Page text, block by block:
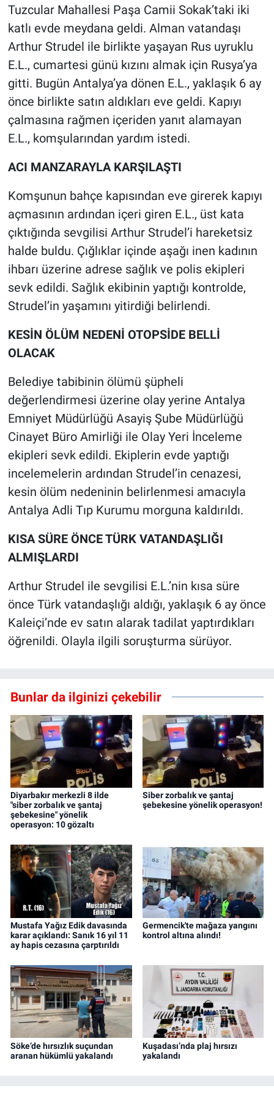
Tuzcular Mahallesi Paşa Camii Sokak’taki iki
katlı evde meydana geldi. Alman vatandaşı
Arthur Strudel ile birlikte yaşayan Rus uyruklu
E.L., cumartesi günü kızını almak için Rusya’ya
gitti. Bugün Antalya’ya dönen E.L., yaklaşık 6 ay
önce birlikte satın aldıkları eve geldi. Kapıyı
çalmasına rağmen içeriden yanıt alamayan
E.L., komşularından yardım istedi.
ACI MANZARAYLA KARŞILAŞTI
Komşunun bahçe kapısından eve girerek kapıyı
açmasının ardından içeri giren E.L., üst kata
çıktığında sevgilisi Arthur Strudel’i hareketsiz
halde buldu. Çığlıklar içinde aşağı inen kadının
ihbarı üzerine adrese sağlık ve polis ekipleri
sevk edildi. Sağlık ekibinin yaptığı kontrolde,
Strudel’in yaşamını yitirdiği belirlendi.
KESİN ÖLÜM NEDENİ OTOPSİDE BELLİ
OLACAK
Belediye tabibinin ölümü şüpheli
değerlendirmesi üzerine olay yerine Antalya
Emniyet Müdürlüğü Asayiş Şube Müdürlüğü
Cinayet Büro Amirliği ile Olay Yeri İnceleme
ekipleri sevk edildi. Ekiplerin evde yaptığı
incelemelerin ardından Strudel’in cenazesi,
kesin ölüm nedeninin belirlenmesi amacıyla
Antalya Adli Tıp Kurumu morguna kaldırıldı.
KISA SÜRE ÖNCE TÜRK VATANDAŞLIĞI
ALMIŞLARDI
Arthur Strudel ile sevgilisi E.L.’nin kısa süre
önce Türk vatandaşlığı aldığı, yaklaşık 6 ay önce
Kaleiçi’nde ev satın alarak tadilat yaptırdıkları
öğrenildi. Olayla ilgili soruşturma sürüyor.
Bunlar da ilginizi çekebilir
Diyarbakır merkezli 8 ilde
"siber zorbalık ve şantaj
şebekesine" yönelik
operasyon: 10 gözaltı
Siber zorbalık ve şantaj
şebekesine yönelik operasyon!
Mustafa Yağız Edik davasında
karar açıklandı: Sanık 16 yıl 11
ay hapis cezasına çarptırıldı
Germencik'te mağaza yangını
kontrol altına alındı!
Söke’de hırsızlık suçundan
aranan hükümlü yakalandı
Kuşadası’nda plaj hırsızı
yakalandı